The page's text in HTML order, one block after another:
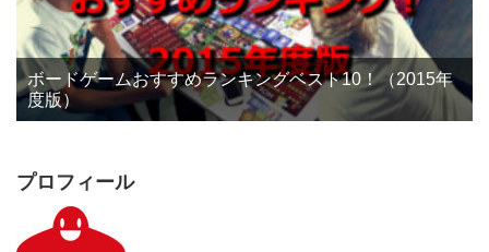
ボードゲームおすすめランキングベスト10！（2015年
度版）
プロフィール